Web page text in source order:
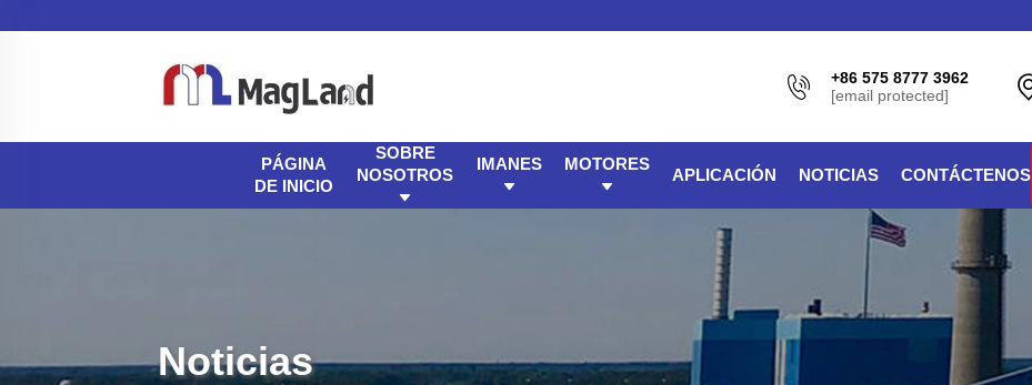
+86 575 8777 3962
[email protected]
PÁGINA
DE INICIO
SOBRE
NOSOTROS
IMANES MOTORES
APLICACIÓN NOTICIAS CONTÁCTENOS
Noticias